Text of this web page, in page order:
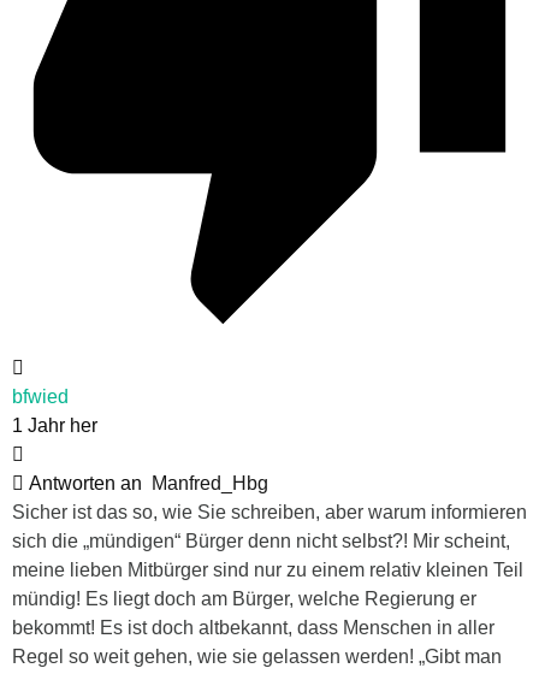
bfwied
1 Jahr her
Antworten an
Manfred_Hbg
Sicher ist das so, wie Sie schreiben, aber warum informieren
sich die „mündigen“ Bürger denn nicht selbst?! Mir scheint,
meine lieben Mitbürger sind nur zu einem relativ kleinen Teil
mündig! Es liegt doch am Bürger, welche Regierung er
bekommt! Es ist doch altbekannt, dass Menschen in aller
Regel so weit gehen, wie sie gelassen werden! „Gibt man